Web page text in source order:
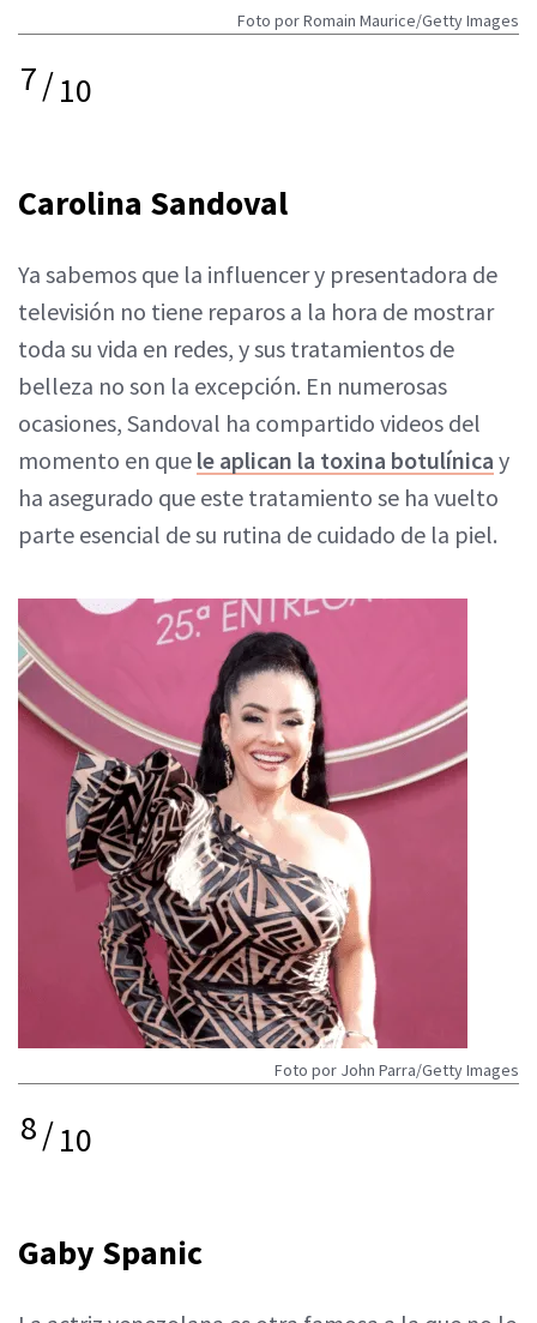
Foto por Romain Maurice/Getty Images
7/10
Carolina Sandoval
Ya sabemos que la influencer y presentadora de
televisión no tiene reparos a la hora de mostrar
toda su vida en redes, y sus tratamientos de
belleza no son la excepción. En numerosas
ocasiones, Sandoval ha compartido videos del
momento en que le aplican la toxina botulínica y
ha asegurado que este tratamiento se ha vuelto
parte esencial de su rutina de cuidado de la piel.
Foto por John Parra/Getty Images
8/10
Gaby Spanic